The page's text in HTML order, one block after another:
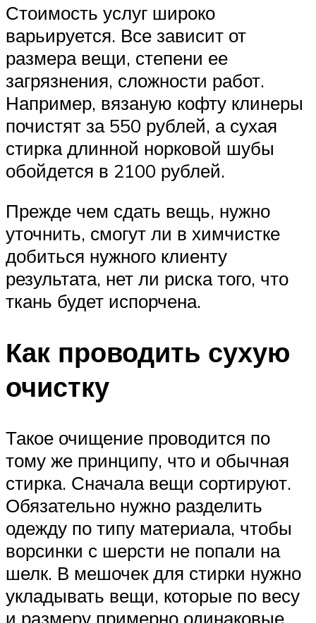
Стоимость услуг широко
варьируется. Все зависит от
размера вещи, степени ее
загрязнения, сложности работ.
Например, вязаную кофту клинеры
почистят за 550 рублей, а сухая
стирка длинной норковой шубы
обойдется в 2100 рублей.
Прежде чем сдать вещь, нужно
уточнить, смогут ли в химчистке
добиться нужного клиенту
результата, нет ли риска того, что
ткань будет испорчена.
Как проводить сухую
очистку
Такое очищение проводится по
тому же принципу, что и обычная
стирка. Сначала вещи сортируют.
Обязательно нужно разделить
одежду по типу материала, чтобы
ворсинки с шерсти не попали на
шелк. В мешочек для стирки нужно
укладывать вещи, которые по весу
и размеру примерно одинаковые.